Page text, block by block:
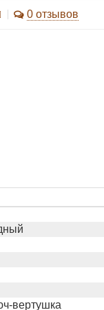
0 отзывов
вертушка